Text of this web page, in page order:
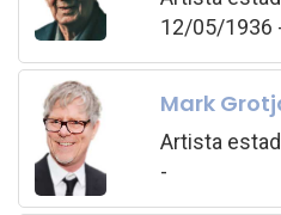
12/05/1936
Mark
Artista
-